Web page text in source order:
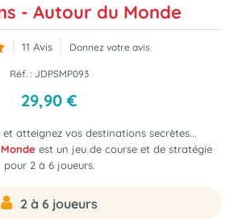
- Autour du Monde
11 Avis Donnez votre avis
Réf. : JDPSMP093
29,90 €
atteignez vos destinations secrètes...
est un jeu de course et de stratégie
pour 2 à 6 joueurs.
2 à 6 joueurs